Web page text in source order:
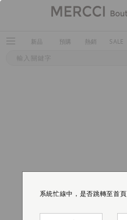
新品 預購 熱銷 SALE
系統忙線中，是否跳轉至首頁
系統忙線中，是否跳轉至首頁
系統忙線中，是否跳轉至首頁
系統忙線中，是否跳轉至首頁
系統忙線中，是否跳轉至首頁